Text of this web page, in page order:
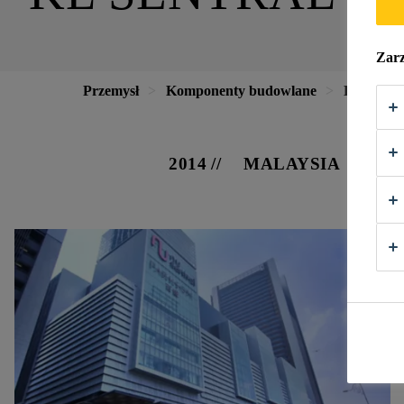
Przemysł Komponenty budowlane Elewacje
2014 MALAYSIA